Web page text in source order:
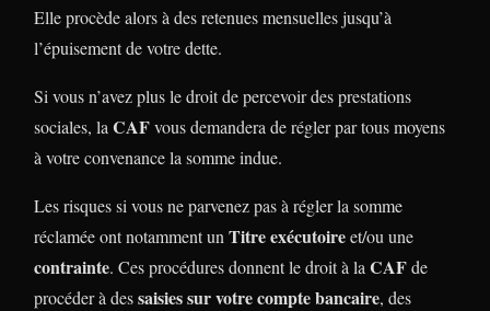
Elle procède alors à des retenues mensuelles jusqu’à
l’épuisement de votre dette.
Si vous n’avez plus le droit de percevoir des prestations
sociales, la CAFvous demandera de régler par tous moyens
à votre convenance la somme indue.
Les risques si vous ne parvenez pas à régler la somme
réclamée ont notamment un Titre exécutoireet/ou une
contrainte. Ces procédures donnent le droit à la CAFde
procéder à dessaisies sur votre compte bancaire, des